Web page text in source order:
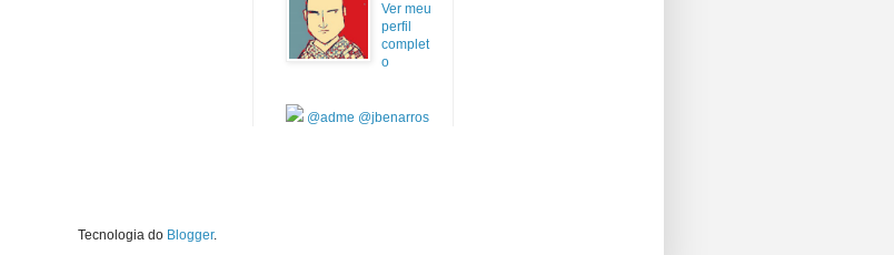
Ver meu
perfil
complet
o
@adme @jbenarros
Tecnologia do Blogger.